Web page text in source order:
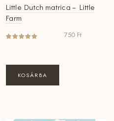
Little Dutch matrica – Little
Farm
750 Ft
KOSÁRBA